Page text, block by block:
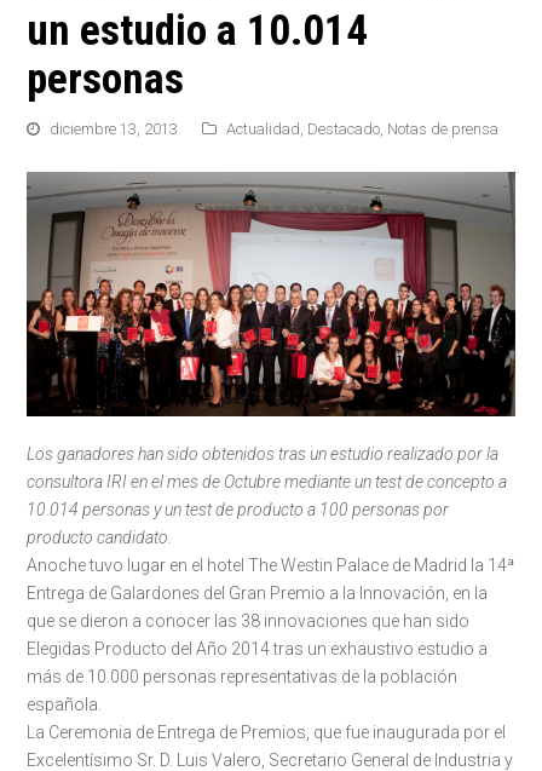
un estudio a 10.014
personas
diciembre 13, 2013 Actualidad, Destacado, Notas de prensa
Los ganadores han sido obtenidos tras un estudio realizado por la
consultora IRI en el mes de Octubre mediante un test de concepto a
10.014 personas y un test de producto a 100 personas por
producto candidato.
Anoche tuvo lugar en el hotel The Westin Palace de Madrid la 14ª
Entrega de Galardones del Gran Premio a la Innovación, en la
que se dieron a conocer las 38 innovaciones que han sido
Elegidas Producto del Año 2014 tras un exhaustivo estudio a
más de 10.000 personas representativas de la población
española.
La Ceremonia de Entrega de Premios, que fue inaugurada por el
Excelentísimo Sr. D. Luis Valero, Secretario General de Industria y